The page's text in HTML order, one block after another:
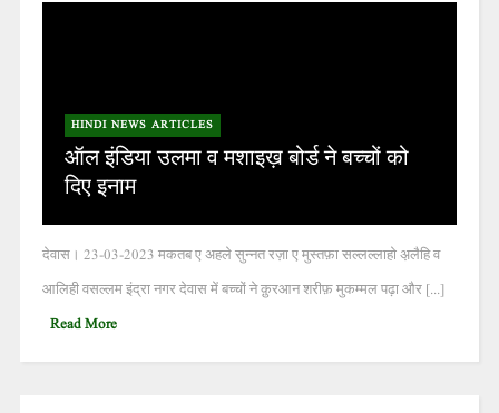
HINDI NEWS ARTICLES
ऑल इंडिया उलमा व मशाइख़ बोर्ड ने बच्चों को
दिए इनाम
देवास। 23-03-2023 मकतब ए अहले सुन्नत रज़ा ए मुस्तफ़ा सल्लल्लाहो अ़लैहि व
आलिही वसल्लम इंद्रा नगर देवास में बच्चों ने क़ुरआन शरीफ़ मुकम्मल पढ़ा और [...]
Read More